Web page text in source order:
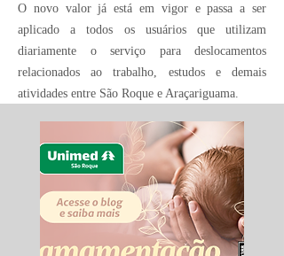
O novo valor já está em vigor e passa a ser
aplicado a todos os usuários que utilizam
diariamente o serviço para deslocamentos
relacionados ao trabalho, estudos e demais
atividades entre São Roque e Araçariguama.